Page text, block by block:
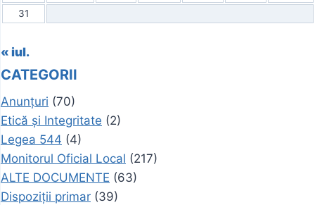
31
« iul.
CATEGORII
Anunțuri (70)
Etică și Integritate (2)
Legea 544 (4)
Monitorul Oficial Local (217)
ALTE DOCUMENTE (63)
Dispoziții primar (39)